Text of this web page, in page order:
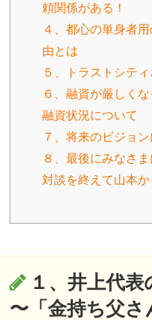
頼関係がある！
４、都心の単身者
由とは
５、トラストシテ
６、融資が厳しく
融資状況について
７、将来のビジョ
８、最後にみなさ
対談を終えて山本
１、井上代
〜「金持ち父